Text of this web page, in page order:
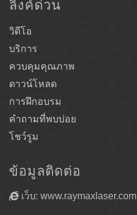
ลิงค์ด่วน
วิดีโอ
บริการ
ควบคุมคุณภาพ
ดาวน์โหลด
การฝึกอบรม
คำถามที่พบบ่อย
โชว์รูม
ข้อมูลติดต่อ
เว็บ: www.raymaxlaser.com